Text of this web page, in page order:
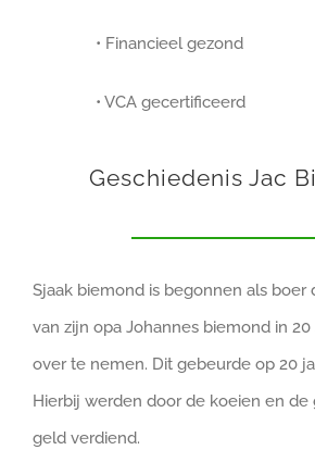
• Financieel gezond
• VCA gecertificeerd
Geschiedenis Jac
Sjaak biemond is begonnen als boer
van zijn opa Johannes biemond in
over te nemen. Dit gebeurde op 20
Hierbij werden door de koeien en de
geld verdiend.